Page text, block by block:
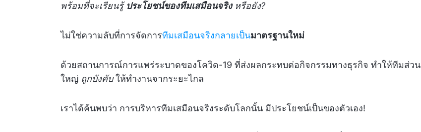
พร้อมที่จะเรียนรู้ ประโยชน์ของทีมเสมือนจริงหรือยัง?
ไม่ใช่ความลับที่การจัดการทีมเสมือนจริงกลายเป็นมาตรฐานใหม่
ด้วยสถานการณ์การแพร่ระบาดของโควิด-19 ที่ส่งผลกระทบต่อกิจกรรมทางธุรกิจ ทำให้ทีมส่วน
ใหญ่ ถูกบังคับให้ทำงานจากระยะไกล
เราได้ค้นพบว่า การบริหารทีมเสมือนจริงระดับโลกนั้น มีประโยชน์เป็นของตัวเอง!